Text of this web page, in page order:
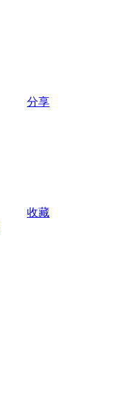
分享
收藏